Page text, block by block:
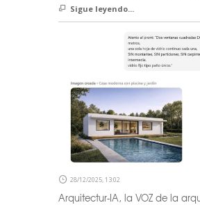
Sigue leyendo...
28/12/2025, 13:02
Arquitectur-IA, la VOZ de la